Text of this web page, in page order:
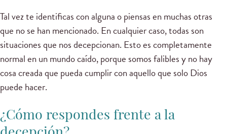
Tal vez te identificas con alguna o piensas en muchas otras
que no se han mencionado. En cualquier caso, todas son
situaciones que nos decepcionan. Esto es completamente
normal en un mundo caído, porque somos falibles y no hay
cosa creada que pueda cumplir con aquello que solo Dios
puede hacer.
¿Cómo respondes frente a la